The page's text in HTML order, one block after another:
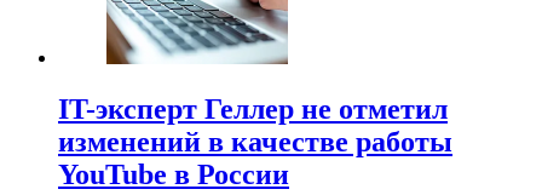
IT-эксперт Геллер не отметил
изменений в качестве работы
YouTube в России